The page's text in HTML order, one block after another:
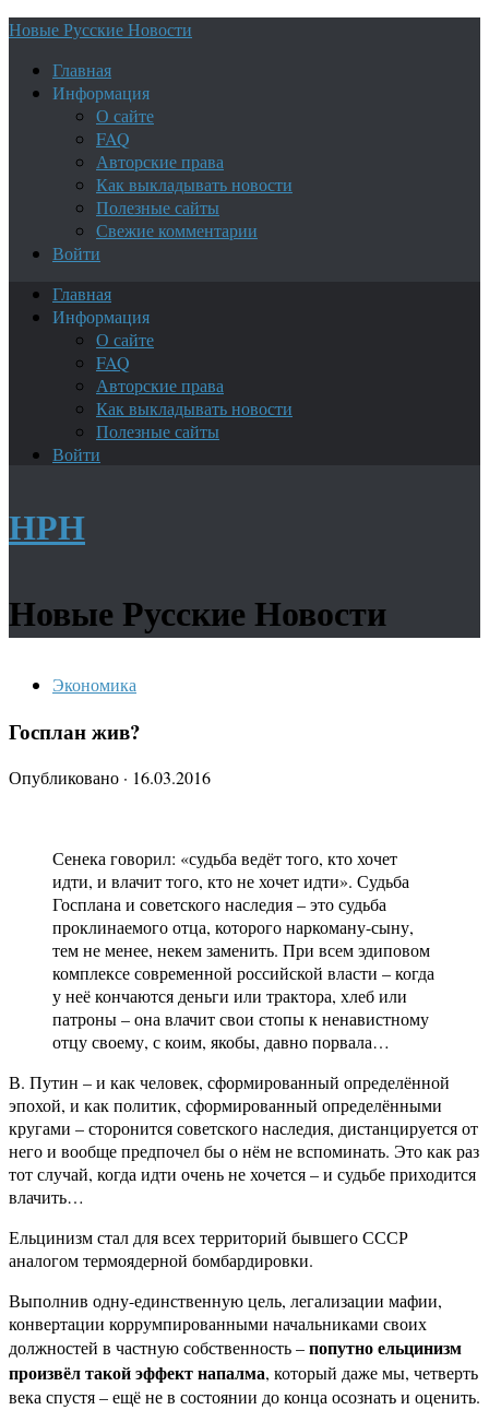
Новые Русские Новости
Главная
Информация
О сайте
FAQ
Авторские права
Как выкладывать новости
Полезные сайты
Свежие комментарии
Войти
Главная
Информация
О сайте
FAQ
Авторские права
Как выкладывать новости
Полезные сайты
Войти
НРН
Новые Русские Новости
Экономика
Госплан жив?
Опубликовано · 16.03.2016
Сенека говорил: «судьба ведёт того, кто хочет
идти, и влачит того, кто не хочет идти». Судьба
Госплана и советского наследия – это судьба
проклинаемого отца, которого наркоману-сыну,
тем не менее, некем заменить. При всем эдиповом
комплексе современной российской власти – когда
у неё кончаются деньги или трактора, хлеб или
патроны – она влачит свои стопы к ненавистному
отцу своему, с коим, якобы, давно порвала…
В. Путин – и как человек, сформированный определённой
эпохой, и как политик, сформированный определёнными
кругами – сторонится советского наследия, дистанцируется от
него и вообще предпочел бы о нём не вспоминать. Это как раз
тот случай, когда идти очень не хочется – и судьбе приходится
влачить…
Ельцинизм стал для всех территорий бывшего СССР
аналогом термоядерной бомбардировки.
Выполнив одну-единственную цель, легализации мафии,
конвертации коррумпированными начальниками своих
должностей в частную собственность –попутно ельцинизм
произвёл такой эффект напалма, который даже мы, четверть
века спустя – ещё не в состоянии до конца осознать и оценить.